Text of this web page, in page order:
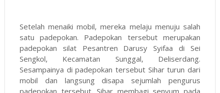
Setelah menaiki mobil, mereka melaju menuju salah
satu padepokan. Padepokan tersebut merupakan
padepokan silat Pesantren Darusy Syifaa di Sei
Sengkol, Kecamatan Sunggal, Deliserdang.
Sesampainya di padepokan tersebut Sihar turun dari
mobil dan langsung disapa sejumlah pengurus